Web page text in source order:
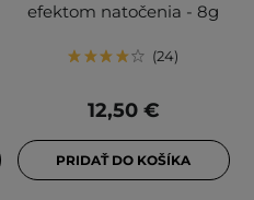
efektom natočenia - 8g
24
12,50 €
PRIDAŤ DO KOŠÍKA